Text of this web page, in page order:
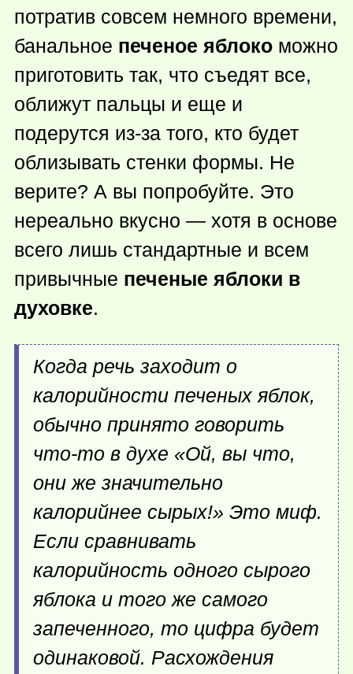
потратив совсем немного времени,
банальное печеное яблоко можно
приготовить так, что съедят все,
оближут пальцы и еще и
подерутся из-за того, кто будет
облизывать стенки формы. Не
верите? А вы попробуйте. Это
нереально вкусно — хотя в основе
всего лишь стандартные и всем
привычные печеные яблоки в
духовке.
Когда речь заходит о
калорийности печеных яблок,
обычно принято говорить
что-то в духе «Ой, вы что,
они же значительно
калорийнее сырых!» Это миф.
Если сравнивать
калорийность одного сырого
яблока и того же самого
запеченного, то цифра будет
одинаковой. Расхождения